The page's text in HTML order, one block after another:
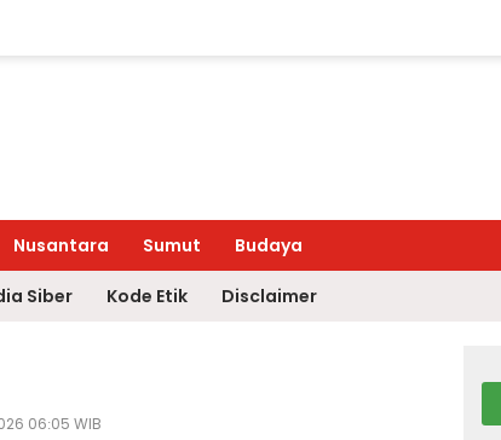
Nusantara Sumut Budaya
Siber Kode Etik Disclaimer
06:05 WIB